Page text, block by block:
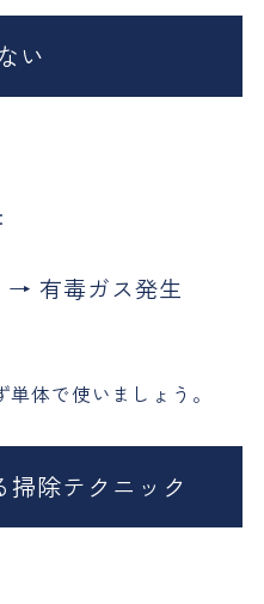
い
→ 有毒ガス発生
体で使いましょう。
除テクニック